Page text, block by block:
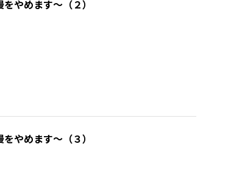
やめます～（２）
やめます～（３）